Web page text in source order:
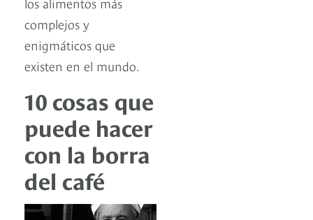
complejos y
enigmáticos que
existen en el mundo.
10 cosas que
puede hacer
con la borra
del café